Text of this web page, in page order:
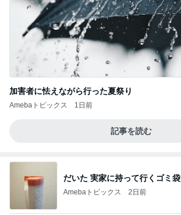
加害者に怯えながら行った夏祭り
Amebaトピックス 1日前
記事を読む
だいた 実家に持って行くゴミ袋
Amebaトピックス 2日前